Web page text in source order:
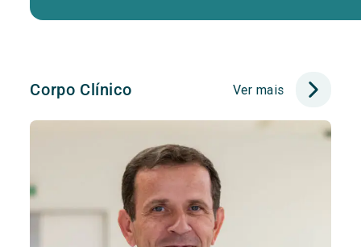
Corpo Clínico Ver mais